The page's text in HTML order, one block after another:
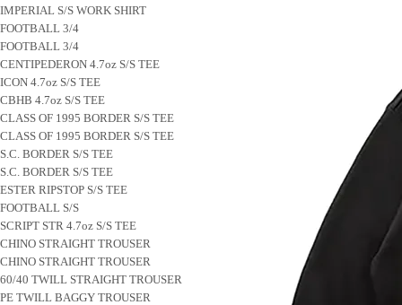
IMPERIAL S/S WORK SHIRT
FOOTBALL 3/4
FOOTBALL 3/4
CENTIPEDERON 4.7oz S/S TEE
ICON 4.7oz S/S TEE
CBHB 4.7oz S/S TEE
CLASS OF 1995 BORDER S/S TEE
CLASS OF 1995 BORDER S/S TEE
S.C. BORDER S/S TEE
S.C. BORDER S/S TEE
ESTER RIPSTOP S/S TEE
FOOTBALL S/S
SCRIPT STR 4.7oz S/S TEE
CHINO STRAIGHT TROUSER
CHINO STRAIGHT TROUSER
60/40 TWILL STRAIGHT TROUSER
PE TWILL BAGGY TROUSER